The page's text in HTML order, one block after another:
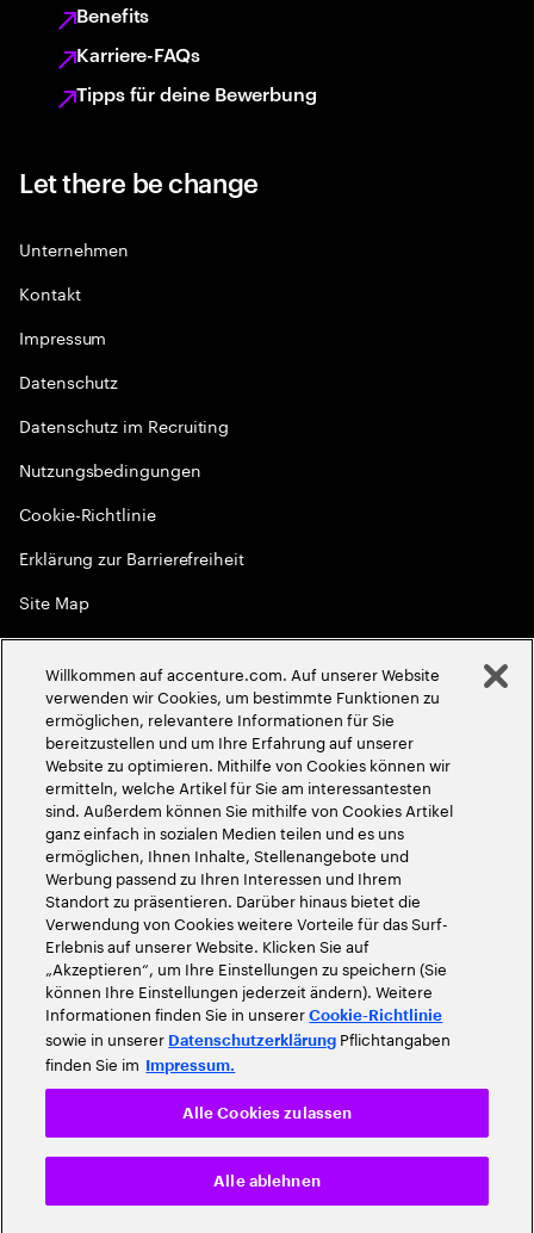
Benefits
Karriere-FAQs
Tipps für deine Bewerbung
Let there be change
Unternehmen
Kontakt
Impressum
Datenschutz
Datenschutz im Recruiting
Nutzungsbedingungen
Cookie-Richtlinie
Erklärung zur Barrierefreiheit
Site Map
Globale Meritokratie
2026Accenture. Alle Rechte vorbehalten
Willkommen auf accenture.com. Auf unserer Website
verwenden wir Cookies, um bestimmte Funktionen zu
ermöglichen, relevantere Informationen für Sie
bereitzustellen und um Ihre Erfahrung auf unserer
Website zu optimieren. Mithilfe von Cookies können wir
ermitteln, welche Artikel für Sie am interessantesten
sind. Außerdem können Sie mithilfe von Cookies Artikel
ganz einfach in sozialen Medien teilen und es uns
ermöglichen, Ihnen Inhalte, Stellenangebote und
Werbung passend zu Ihren Interessen und Ihrem
Standort zu präsentieren. Darüber hinaus bietet die
Verwendung von Cookies weitere Vorteile für das Surf-
Erlebnis auf unserer Website. Klicken Sie auf
„Akzeptieren“, um Ihre Einstellungen zu speichern (Sie
können Ihre Einstellungen jederzeit ändern). Weitere
Informationen finden Sie in unsererCookie-Richtlinie
sowie in unserer Datenschutzerklärung Pflichtangaben
finden Sie im Impressum.
Alle ablehnen
Alle Cookies zulassen